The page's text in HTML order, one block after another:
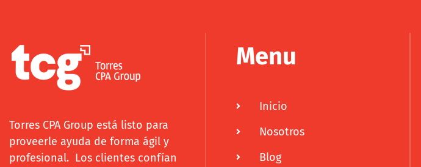
Torres CPA Group está listo para
proveerle ayuda de forma ágil y
profesional. Los clientes confían
Menu
Inicio
Nosotros
Blog